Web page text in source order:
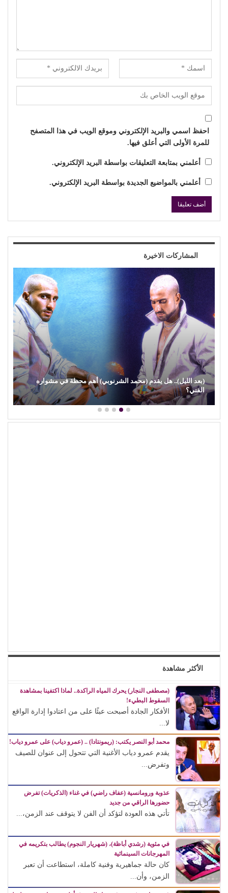
احفظ اسمي والبريد الإلكتروني وموقع الويب في هذا المتصفح
للمرة الأولى التي أعلق فيها.
أعلمني بمتابعة التعليقات بواسطة البريد الإلكتروني.
أعلمني بالمواضيع الجديدة بواسطة البريد الإلكتروني.
المشاركات الاخيرة
أهم محطة في مشواره
(هاني شنودة).. الغائب الذي سيقود
الخالدة
الأكثر مشاهدة
(مصطفى النجار) يحرك المياه الراكدة.. لماذا اكتفينا بمشاهدة
السقوط البطيء!
الأفكار الجادة أصبحت عبئًا على من اعتادوا إدارة الواقع
لا...
محمد أبو النصر يكتب: (ريمونتادا) .. (عمرو دياب) على عمرو دياب!
يقدم عمرو دياب الأغنية التي تتحول إلى عنوان للصيف
وتفرض...
عذوبة ورومانسية (عفاف راضي) في غناء (الذكريات) تفرض
حضورها الراقي من جديد
تأتي هذه العودة لتؤكد أن الفن لا يتوقف عند الزمن،...
في مئوية (رشدي أباظة)، (شهريار النجوم) يطالب بتكريمه في
المهرجانات السينمائية
كان حالة جماهيرية وفنية كاملة، استطاعت أن تعبر
الزمن، وأن...